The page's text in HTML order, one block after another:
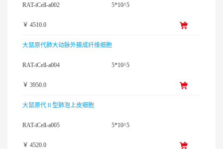
RAT-iCell-a002 5*10^5
￥ 4510.0
大鼠原代肺大动脉外膜成纤维细胞
RAT-iCell-a004 5*10^5
￥ 3950.0
大鼠原代Ⅱ型肺泡上皮细胞
RAT-iCell-a005 5*10^5
￥ 4520.0